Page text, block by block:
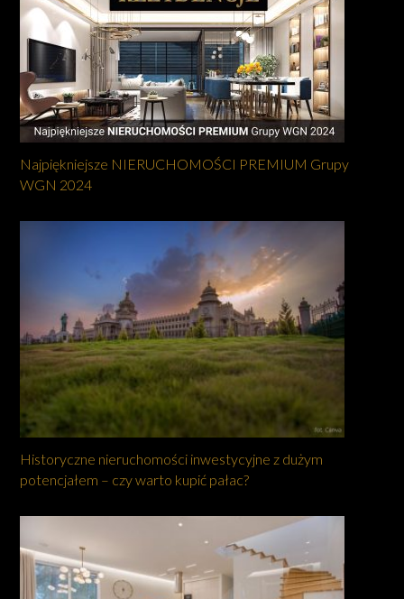
Najpiękniejsze NIERUCHOMOŚCI PREMIUM Grupy
WGN 2024
Historyczne nieruchomości inwestycyjne z dużym
potencjałem – czy warto kupić pałac?